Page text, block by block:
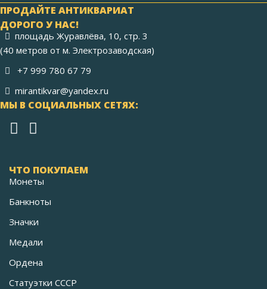
ПРОДАЙТЕ АНТИКВАРИАТ
ДОРОГО У НАС!
площадь Журавлёва, 10, стр. 3
(40 метров от м. Электрозаводская)
+7 999 780 67 79
mirantikvar@yandex.ru
МЫ В СОЦИАЛЬНЫХ СЕТЯХ:
ЧТО ПОКУПАЕМ
Монеты
Банкноты
Значки
Медали
Ордена
Статуэтки СССР